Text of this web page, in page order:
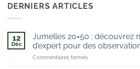
DERNIERS ARTICLES
12
Déc
Jumelles 20×50 : découvrez
d’expert pour des
Commentaires ferméssur